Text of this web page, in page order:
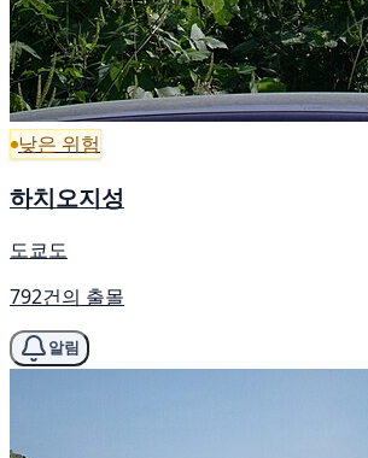
낮은 위험
하치오지성
도쿄도
792건의 출몰
알림